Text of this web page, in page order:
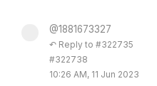
@1881673327
↶ Reply to #322735
#322738
10:26 AM, 11 Jun 2023